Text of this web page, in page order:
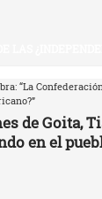
“La
de Goita,
en el